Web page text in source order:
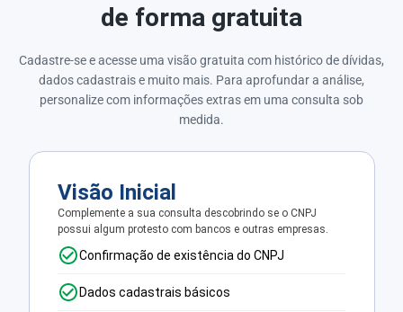
de forma gratuita
Cadastre-se e acesse uma visão gratuita com histórico de dívidas,
dados cadastrais e muito mais. Para aprofundar a análise,
personalize com informações extras em uma consulta sob
medida.
Visão Inicial
Complemente a sua consulta descobrindo se o CNPJ
possui algum protesto com bancos e outras empresas.
Confirmação de existência do CNPJ
Dados cadastrais básicos